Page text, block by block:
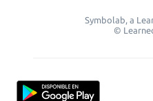
Symbolab, a
©